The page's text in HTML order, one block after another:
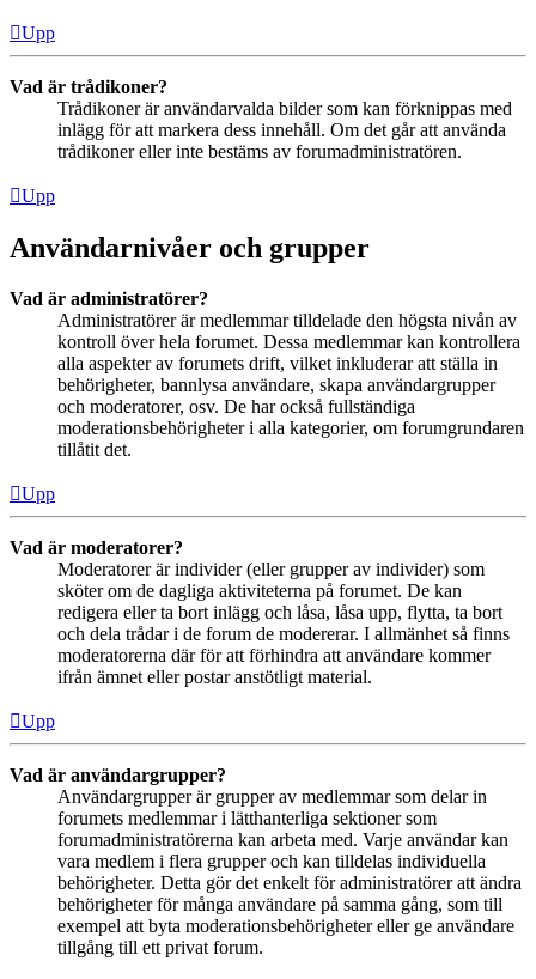
Upp
Vad är trådikoner?
Trådikoner är användarvalda bilder som kan förknippas med
inlägg för att markera dess innehåll. Om det går att använda
trådikoner eller inte bestäms av forumadministratören.
Upp
Användarnivåer och grupper
Vad är administratörer?
Administratörer är medlemmar tilldelade den högsta nivån av
kontroll över hela forumet. Dessa medlemmar kan kontrollera
alla aspekter av forumets drift, vilket inkluderar att ställa in
behörigheter, bannlysa användare, skapa användargrupper
och moderatorer, osv. De har också fullständiga
moderationsbehörigheter i alla kategorier, om forumgrundaren
tillåtit det.
Upp
Vad är moderatorer?
Moderatorer är individer (eller grupper av individer) som
sköter om de dagliga aktiviteterna på forumet. De kan
redigera eller ta bort inlägg och låsa, låsa upp, flytta, ta bort
och dela trådar i de forum de modererar. I allmänhet så finns
moderatorerna där för att förhindra att användare kommer
ifrån ämnet eller postar anstötligt material.
Upp
Vad är användargrupper?
Användargrupper är grupper av medlemmar som delar in
forumets medlemmar i lätthanterliga sektioner som
forumadministratörerna kan arbeta med. Varje användar kan
vara medlem i flera grupper och kan tilldelas individuella
behörigheter. Detta gör det enkelt för administratörer att ändra
behörigheter för många användare på samma gång, som till
exempel att byta moderationsbehörigheter eller ge användare
tillgång till ett privat forum.